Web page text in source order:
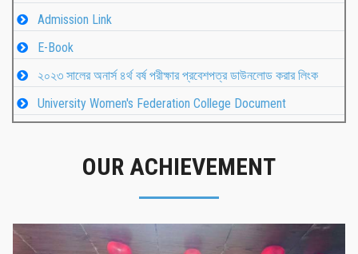
Admission Link
E-Book
২০২৩ সালের অনার্স ৪র্থ বর্ষ পরীক্ষার প্রবেশপত্র ডাউনলোড করার লিংক
University Women's Federation College Document
OUR ACHIEVEMENT